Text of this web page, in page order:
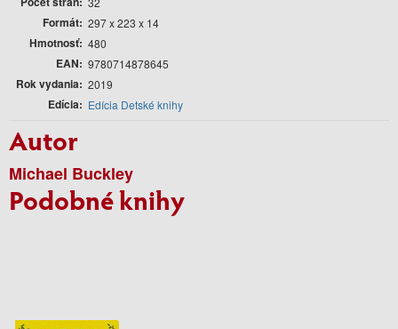
Formát 297 x 223 x 14
Hmotnosť 480
EAN 9780714878645
Rok vydania 2019
Edícia Edícia Detské knihy
Autor
Michael Buckley
Podobné knihy